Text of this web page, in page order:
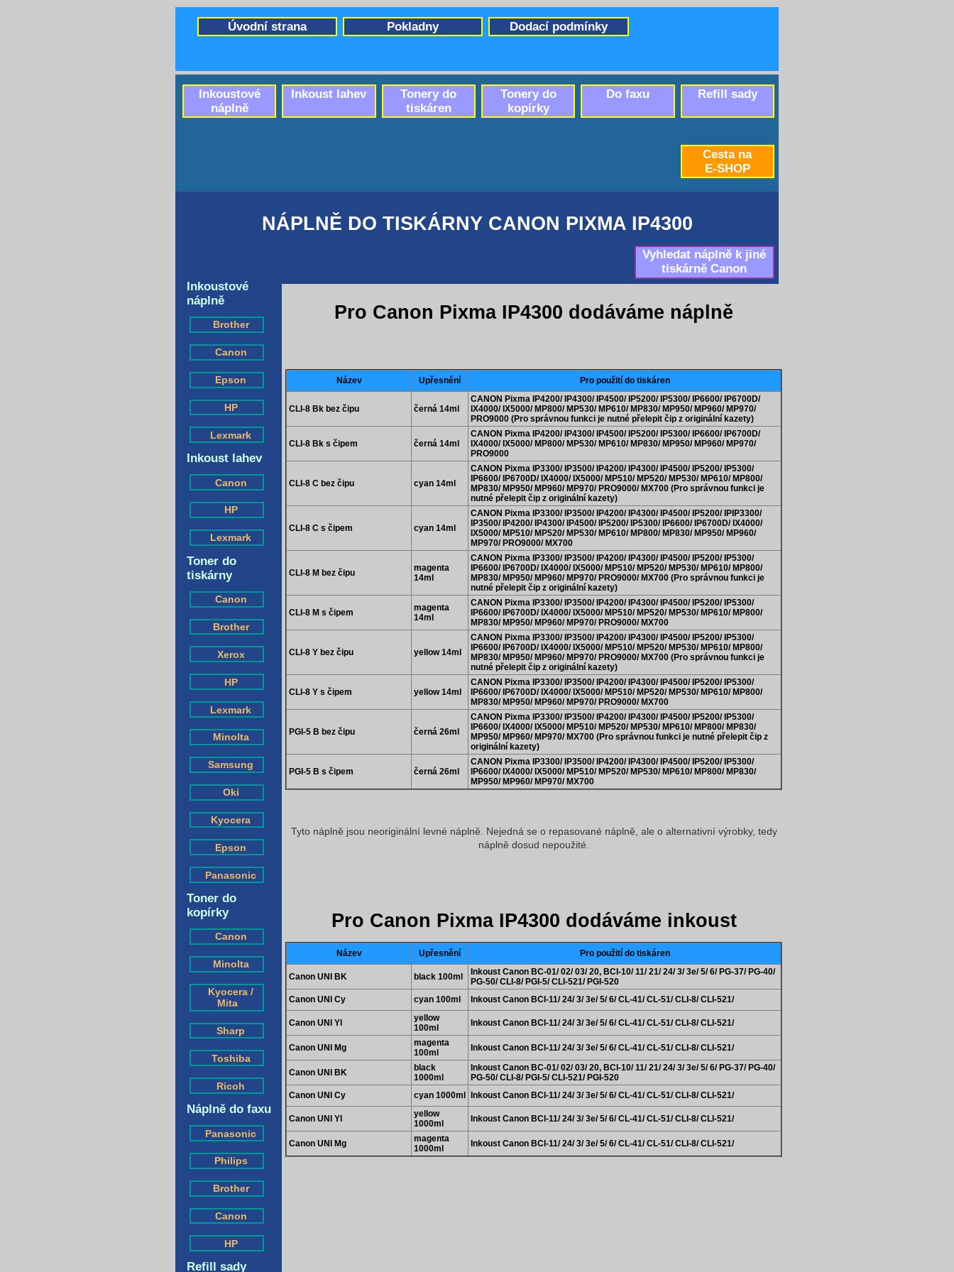
NÁPLNĚ DO TISKÁRNY CANON PIXMA IP4300
Vyhledat náplně k jiné
tiskárně Canon
Pro Canon Pixma IP4300 dodáváme náplně
Inkoustové
náplně
Brother
Canon
Epson
HP
Lexmark
Inkoust lahev
Canon
HP
Lexmark
Toner do
tiskárny
Canon
Brother
Xerox
HP
Lexmark
Minolta
Samsung
Oki
Kyocera
Epson
Panasonic
Toner do
kopírky
Canon
Minolta
Kyocera /
Mita
Sharp
Toshiba
Ricoh
Náplně do faxu
Panasonic
Philips
Brother
Canon
HP
Refill sady
Název Upřesnění Pro použití do tiskáren
CLI-8 Bk bez čipu černá 14ml
CANON Pixma IP4200/ IP4300/ IP4500/ IP5200/ IP5300/ IP6600/ IP6700D/
IX4000/ IX5000/ MP800/ MP530/ MP610/ MP830/ MP950/ MP960/ MP970/
PRO9000 (Pro správnou funkci je nutné přelepit čip z originální kazety)
CLI-8 Bk s čipem černá 14ml
CANON Pixma IP4200/ IP4300/ IP4500/ IP5200/ IP5300/ IP6600/ IP6700D/
IX4000/ IX5000/ MP800/ MP530/ MP610/ MP830/ MP950/ MP960/ MP970/
PRO9000
CLI-8 C bez čipu cyan 14ml
CANON Pixma IP3300/ IP3500/ IP4200/ IP4300/ IP4500/ IP5200/ IP5300/
IP6600/ IP6700D/ IX4000/ IX5000/ MP510/ MP520/ MP530/ MP610/ MP800/
MP830/ MP950/ MP960/ MP970/ PRO9000/ MX700 (Pro správnou funkci je
nutné přelepit čip z originální kazety)
CLI-8 C s čipem cyan 14ml
CANON Pixma IP3300/ IP3500/ IP4200/ IP4300/ IP4500/ IP5200/ IPIP3300/
IP3500/ IP4200/ IP4300/ IP4500/ IP5200/ IP5300/ IP6600/ IP6700D/ IX4000/
IX5000/ MP510/ MP520/ MP530/ MP610/ MP800/ MP830/ MP950/ MP960/
MP970/ PRO9000/ MX700
CLI-8 M bez čipu
magenta
14ml
CANON Pixma IP3300/ IP3500/ IP4200/ IP4300/ IP4500/ IP5200/ IP5300/
IP6600/ IP6700D/ IX4000/ IX5000/ MP510/ MP520/ MP530/ MP610/ MP800/
MP830/ MP950/ MP960/ MP970/ PRO9000/ MX700 (Pro správnou funkci je
nutné přelepit čip z originální kazety)
CLI-8 M s čipem
magenta
14ml
CANON Pixma IP3300/ IP3500/ IP4200/ IP4300/ IP4500/ IP5200/ IP5300/
IP6600/ IP6700D/ IX4000/ IX5000/ MP510/ MP520/ MP530/ MP610/ MP800/
MP830/ MP950/ MP960/ MP970/ PRO9000/ MX700
CLI-8 Y bez čipu yellow 14ml
CANON Pixma IP3300/ IP3500/ IP4200/ IP4300/ IP4500/ IP5200/ IP5300/
IP6600/ IP6700D/ IX4000/ IX5000/ MP510/ MP520/ MP530/ MP610/ MP800/
MP830/ MP950/ MP960/ MP970/ PRO9000/ MX700 (Pro správnou funkci je
nutné přelepit čip z originální kazety)
CLI-8 Y s čipem yellow 14ml
CANON Pixma IP3300/ IP3500/ IP4200/ IP4300/ IP4500/ IP5200/ IP5300/
IP6600/ IP6700D/ IX4000/ IX5000/ MP510/ MP520/ MP530/ MP610/ MP800/
MP830/ MP950/ MP960/ MP970/ PRO9000/ MX700
PGI-5 B bez čipu černá 26ml
CANON Pixma IP3300/ IP3500/ IP4200/ IP4300/ IP4500/ IP5200/ IP5300/
IP6600/ IX4000/ IX5000/ MP510/ MP520/ MP530/ MP610/ MP800/ MP830/
MP950/ MP960/ MP970/ MX700 (Pro správnou funkci je nutné přelepit čip z
originální kazety)
PGI-5 B s čipem černá 26ml
CANON Pixma IP3300/ IP3500/ IP4200/ IP4300/ IP4500/ IP5200/ IP5300/
IP6600/ IX4000/ IX5000/ MP510/ MP520/ MP530/ MP610/ MP800/ MP830/
MP950/ MP960/ MP970/ MX700
Tyto náplně jsou neoriginální levné náplně. Nejedná se o repasované náplně, ale o alternativní výrobky, tedy
náplně dosud nepoužité.
Pro Canon Pixma IP4300 dodáváme inkoust
Název Upřesnění Pro použití do tiskáren
Canon UNI BK black 100ml
Inkoust Canon BC-01/ 02/ 03/ 20, BCI-10/ 11/ 21/ 24/ 3/ 3e/ 5/ 6/ PG-37/ PG-40/
PG-50/ CLI-8/ PGI-5/ CLI-521/ PGI-520
Canon UNI Cy
cyan 100ml Inkoust Canon BCI-11/ 24/ 3/ 3e/ 5/ 6/ CL-41/ CL-51/ CLI-8/ CLI-521/
Canon UNI Yl
yellow
100ml
Inkoust Canon BCI-11/ 24/ 3/ 3e/ 5/ 6/ CL-41/ CL-51/ CLI-8/ CLI-521/
Canon UNI Mg
magenta
100ml
Inkoust Canon BCI-11/ 24/ 3/ 3e/ 5/ 6/ CL-41/ CL-51/ CLI-8/ CLI-521/
Canon UNI BK
black
1000ml
Inkoust Canon BC-01/ 02/ 03/ 20, BCI-10/ 11/ 21/ 24/ 3/ 3e/ 5/ 6/ PG-37/ PG-40/
PG-50/ CLI-8/ PGI-5/ CLI-521/ PGI-520
Canon UNI Cy
cyan 1000ml Inkoust Canon BCI-11/ 24/ 3/ 3e/ 5/ 6/ CL-41/ CL-51/ CLI-8/ CLI-521/
Canon UNI Yl
yellow
1000ml
Inkoust Canon BCI-11/ 24/ 3/ 3e/ 5/ 6/ CL-41/ CL-51/ CLI-8/ CLI-521/
Canon UNI Mg
magenta
1000ml
Inkoust Canon BCI-11/ 24/ 3/ 3e/ 5/ 6/ CL-41/ CL-51/ CLI-8/ CLI-521/
Dodací podmínky
Pokladny
Úvodní strana
Refill sady
Do faxu
Tonery do
kopírky
Tonery do
tiskáren
Inkoust lahev
Inkoustové
náplně
Cesta na
E-SHOP